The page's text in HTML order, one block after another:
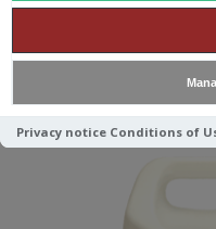
Privacy notice Conditions of